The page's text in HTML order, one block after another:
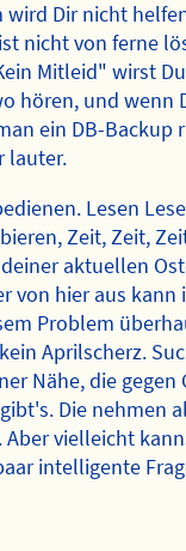
wird Dir nicht
nicht von ferne
Mitleid" wirst Du
hören, und wenn
ein DB-Backup
lauter.
Lesen
Zeit, Zeit,
aktuellen
von hier aus kann
Problem
Aprilscherz.
Nähe, die gegen
Die nehmen
vielleicht
intelligente